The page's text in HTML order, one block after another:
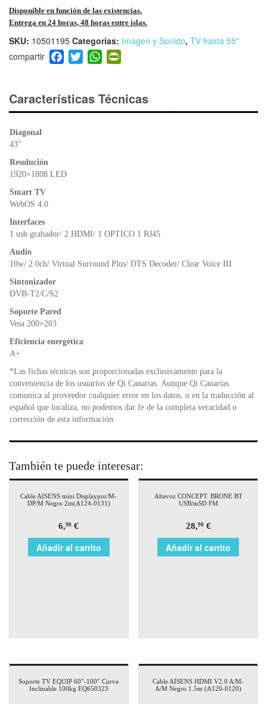
Disponible en función de las existencias.
Entrega en 24 horas, 48 horas entre islas.
SKU: 10501195 Categorías: Imagen y Sonido, TV hasta 55"
F
a
e
b
T
wi
er
W
h
s
A
ri
e
Características Técnicas
Diagonal
43″
Resolución
1920×1808 LED
Smart TV
WebOS 4.0
Interfaces
1 usb grabador/ 2 HDMI/ 1 OPTICO 1 RJ45
Audio
10w/ 2.0ch/ Virtual Surround Plus/ DTS Decoder/ Clear Voice III
Sintonizador
DVB-T2/C/S2
Soporte Pared
Vesa 200×203
Eficiencia energética
A+
*Las fichas técnicas son proporcionadas exclusivamente para la
conveniencia de los usuarios de Qi Canarias. Aunque Qi Canarias
comunica al proveedor cualquier error en los datos, o en la traducción al
español que localiza, no podemos dar fe de la completa veracidad o
corrección de esta información.
También te puede interesar:
Cable AISENS mini Displaypor/M-
DP/M Negro 2m(A124-0131)
6,90 €
Añadir al carrito
Altavoz CONCEPT. BRONE BT
USB/mSD FM
28,90€
Añadir al carrito
Soporte TV EQUIP 60″-100″ Curva
Inclinable 100kg EQ650323
Cable AISENS HDMI V2.0 A/M-
A/M Negro 1.5m (A120-0120)